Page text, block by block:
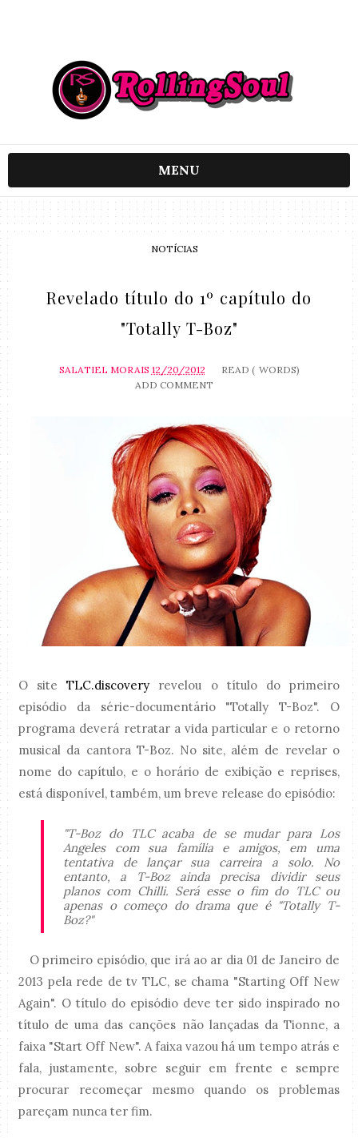
MENU
NOTÍCIAS
Revelado título do 1º capítulo do
"Totally T-Boz"
SALATIEL MORAIS 12/20/2012 READ ( WORDS)
ADD COMMENT
O siteTLC.discovery revelou o título do primeiro
episódio da série-documentário "Totally T-Boz". O
programa deverá retratar a vida particular e o retorno
musical da cantora T-Boz. No site, além de revelar o
nome do capítulo, e o horário de exibição e reprises,
está disponível, também, um breve release do episódio:
"T-Boz do TLC acaba de se mudar para Los
Angeles com sua família e amigos, em uma
tentativa de lançar sua carreira a solo. No
entanto, a T-Boz ainda precisa dividir seus
planos com Chilli. Será esse o fim do TLC ou
apenas o começo do drama que é "Totally T-
Boz?"
O primeiro episódio, que irá ao ar dia 01 de Janeiro de
2013 pela rede de tv TLC, se chama "Starting Off New
Again". O título do episódio deve ter sido inspirado no
título de uma das canções não lançadas da Tionne, a
faixa "Start Off New". A faixa vazou há um tempo atrás e
fala, justamente, sobre seguir em frente e sempre
procurar recomeçar mesmo quando os problemas
pareçam nunca ter fim.